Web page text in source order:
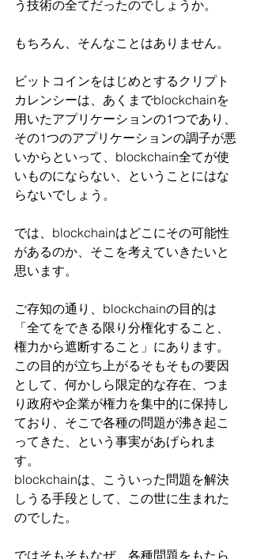
う技術の全てだったのでしょうか。
もちろん、そんなことはありません。
ビットコインをはじめとするクリプト
カレンシーは、あくまでblockchainを
用いたアプリケーションの1つであり、
その1つのアプリケーションの調子が悪
いからといって、blockchain全てが使
いものにならない、ということにはな
らないでしょう。
では、blockchainはどこにその可能性
があるのか、そこを考えていきたいと
思います。
ご存知の通り、blockchainの目的は
「全てをできる限り分権化すること、
権力から遮断すること」にあります。
この目的が立ち上がるそもそもの要因
として、何かしら限定的な存在、つま
り政府や企業が権力を集中的に保持し
ており、そこで各種の問題が沸き起こ
ってきた、という事実があげられま
す。
blockchainは、こういった問題を解決
しうる手段として、この世に生まれた
のでした。
ではそもそもなぜ、各種問題をもたら